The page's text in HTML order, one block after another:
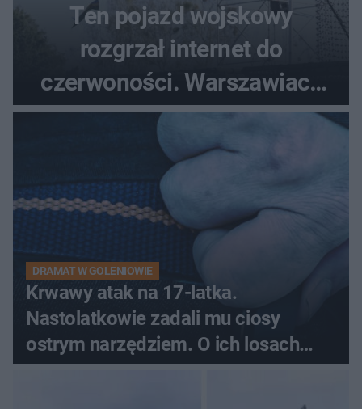
Ten pojazd wojskowy
rozgrzał internet do
czerwoności. Warszawiacy
pytali, czy to Mad Max!
DRAMAT W GOLENIOWIE
Krwawy atak na 17-latka.
Nastolatkowie zadali mu ciosy
ostrym narzędziem. O ich losach
zdecyduje sąd rodzinny